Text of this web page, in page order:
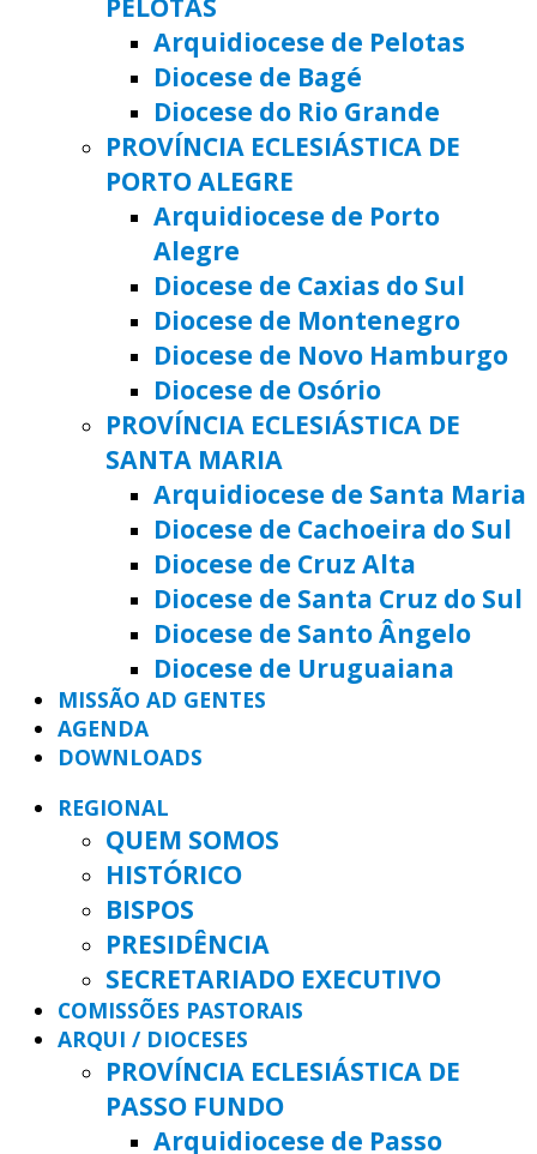
Arquidiocese de Pelotas
Diocese de Bagé
Diocese do Rio Grande
PROVÍNCIA ECLESIÁSTICA DE
PORTO ALEGRE
Arquidiocese de Porto
Alegre
Diocese de Caxias do Sul
Diocese de Montenegro
Diocese de Novo Hamburgo
Diocese de Osório
PROVÍNCIA ECLESIÁSTICA DE
SANTA MARIA
Arquidiocese de Santa Maria
Diocese de Cachoeira do Sul
Diocese de Cruz Alta
Diocese de Santa Cruz do Sul
Diocese de Santo Ângelo
Diocese de Uruguaiana
MISSÃO AD GENTES
AGENDA
DOWNLOADS
REGIONAL
QUEM SOMOS
HISTÓRICO
BISPOS
PRESIDÊNCIA
SECRETARIADO EXECUTIVO
COMISSÕES PASTORAIS
ARQUI / DIOCESES
PROVÍNCIA ECLESIÁSTICA DE
PASSO FUNDO
Arquidiocese de Passo